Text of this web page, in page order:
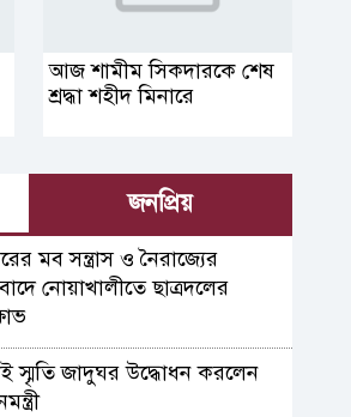
আজ শামীম সিকদারকে শেষ
শ্রদ্ধা শহীদ মিনারে
জনপ্রিয়
মব সন্ত্রাস ও নৈরাজ্যের
নোয়াখালীতে ছাত্রদলের
স্মৃতি জাদুঘর উদ্ধোধন করলেন